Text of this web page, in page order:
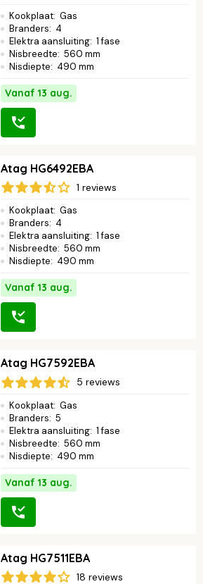
Kookplaat: Gas
Branders: 4
Elektra aansluiting: 1 fase
Nisbreedte: 560 mm
Nisdiepte: 490 mm
Vanaf 13 aug.
Atag HG6492EBA
1 reviews
Kookplaat: Gas
Branders: 4
Elektra aansluiting: 1 fase
Nisbreedte: 560 mm
Nisdiepte: 490 mm
Vanaf 13 aug.
Atag HG7592EBA
5 reviews
Kookplaat: Gas
Branders: 5
Elektra aansluiting: 1 fase
Nisbreedte: 560 mm
Nisdiepte: 490 mm
Vanaf 13 aug.
Atag HG7511EBA
18 reviews